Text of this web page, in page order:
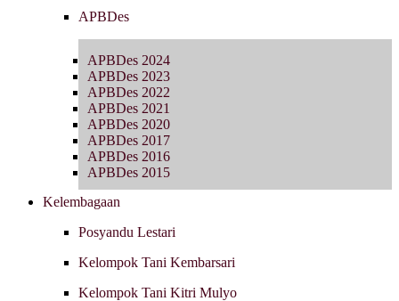
APBDes
APBDes 2024
APBDes 2023
APBDes 2022
APBDes 2021
APBDes 2020
APBDes 2017
APBDes 2016
APBDes 2015
Kelembagaan
Posyandu Lestari
Kelompok Tani Kembarsari
Kelompok Tani Kitri Mulyo